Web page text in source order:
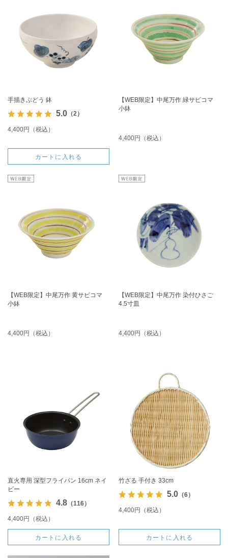
手描きぶどう 鉢
5.0（2）
4,400円（税込）
カートに入れる
【WEB限定】中尾万作 緑サビコマ
小鉢
4,400円（税込）
【WEB限定】中尾万作 黄サビコマ
小鉢
4,400円（税込）
【WEB限定】中尾万作 染付ひさご
4.5寸皿
4,400円（税込）
直火専用 深型フライパン 16cm ネイ
ビー
4.8（116）
4,400円（税込）
カートに入れる
竹ざる 手付き 33cm
5.0（6）
4,400円（税込）
カートに入れる